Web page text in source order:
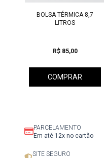
BOLSA TÉRMICA 8,7
LITROS
R$ 85,00
COMPRAR
PARCELAMENTO
Em até 12x no cartão
SITE SEGURO